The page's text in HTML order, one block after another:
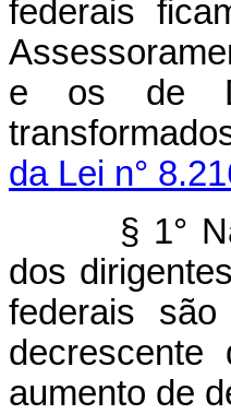
federais
e os de
da Lei n°
§ 1° Na
dos
federais
aumento de